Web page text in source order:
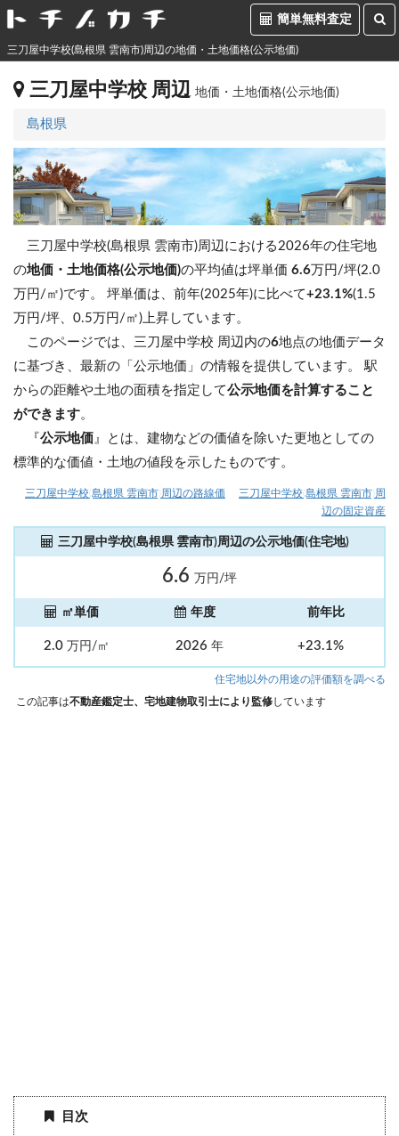
簡単無料査定
三刀屋中学校(島根県 雲南市)周辺の地価・土地価格(公示地価)
三刀屋中学校 周辺 地価・土地価格(公示地価)
島根県
三刀屋中学校(島根県 雲南市)周辺における2026年の住宅地
の地価・土地価格(公示地価)の平均値は坪単価 6.6万円/坪(2.0
万円/㎡)です。 坪単価は、前年(2025年)に比べて+23.1%(1.5
万円/坪、0.5万円/㎡)上昇しています。
このページでは、三刀屋中学校 周辺内の6地点の地価データ
に基づき、最新の「公示地価」の情報を提供しています。 駅
からの距離や土地の面積を指定して公示地価を計算すること
ができます。
『公示地価 』とは、建物などの価値を除いた更地としての
標準的な価値・土地の値段を示したものです。
三刀屋中学校(島根県 雲南市)周辺の路線価
三刀屋中学校(島根県 雲南市)周
辺の固定資産
三刀屋中学校(島根県 雲南市)周辺の公示地価(住宅地)
6.6 万円/坪
㎡単価 年度 前年比
2.0 万円/㎡ 2026 年 +23.1%
住宅地以外の用途の評価額を調べる
この記事は不動産鑑定士、宅地建物取引士により監修しています
目次